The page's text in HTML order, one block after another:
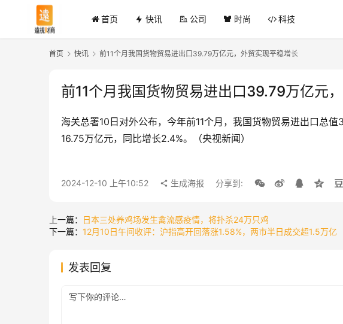
首页 快讯 公司 时尚 科技
首页 快讯 前11个月我国货物贸易进出口39.79万亿元，外贸实现平稳增长
前11个月我国货物贸易进出口39.79万亿元
海关总署10日对外公布，今年前11个月，我国货物贸易进出口总
16.75万亿元，同比增长2.4%。（央视新闻）
2024-12-10 上午10:52 生成海报 分享到:
上一篇：
日本三处养鸡场发生禽流感疫情，将扑杀24万只鸡
下一篇： 12月10日午间收评：沪指高开回落涨1.58%，两市半日成交超1.5万亿
发表回复